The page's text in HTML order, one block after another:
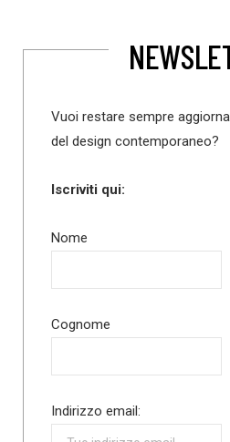
Vuoi restare sempre
del design contemporaneo?
Iscriviti qui:
Nome
Cognome
Indirizzo email: